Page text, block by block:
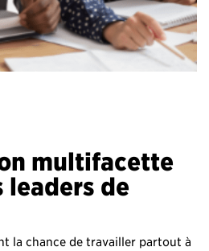
multifacette
leaders de
la chance de travailler partout à